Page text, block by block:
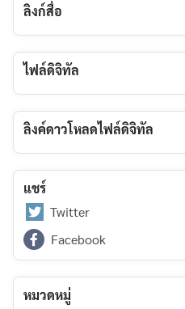
ลิงก์สื่อ
ไฟล์ดิจิทัล
ลิงค์ดาวโหลดไฟล์ดิจิทัล
แชร์
Twitter
Facebook
หมวดหมู่